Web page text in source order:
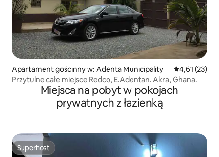
Apartament gościnny w: Adenta Municipality Średnia
4,61 (23)
Przytulne całe miejsce Redco, E.Adentan. Akra, Ghana.
Miejsca na pobyt w pokojach
prywatnych z łazienką
Superhost
Superhost